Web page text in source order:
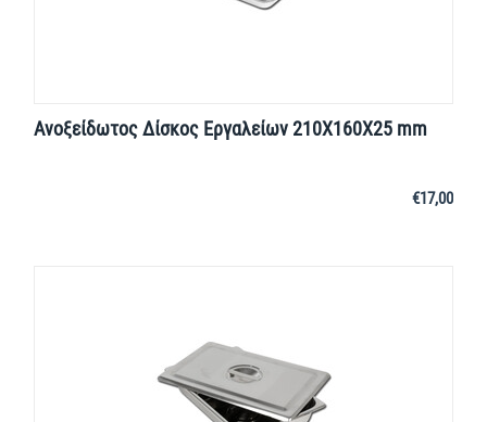
Ανοξείδωτος Δίσκος Εργαλείων 210X160X25 mm
€17,00